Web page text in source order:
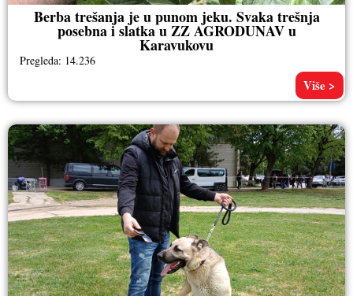
Berba trešanja je u punom jeku. Svaka trešnja
posebna i slatka u ZZ AGRODUNAV u
Karavukovu
Pregleda: 14.236
Više >